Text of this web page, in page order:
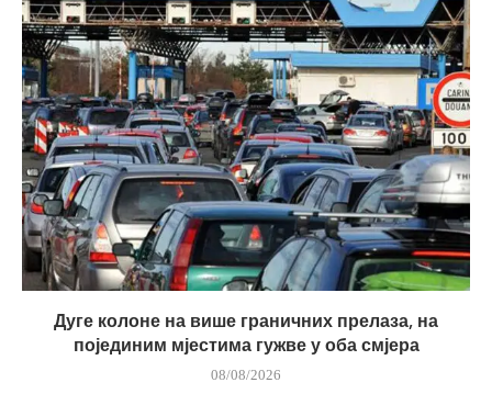
Дуге колоне на више граничних прелаза, на
појединим мјестима гужве у оба смјера
08/08/2026